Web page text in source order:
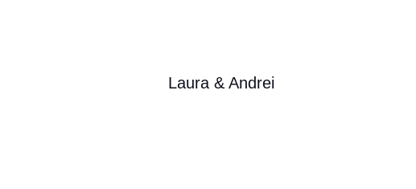
Laura & Andrei